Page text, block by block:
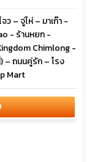
ว – จู่ไห่ – มาเก๊า -
- ร้านหยก -
Chimlong -
– ถนนคู่รัก – โรง
Mart